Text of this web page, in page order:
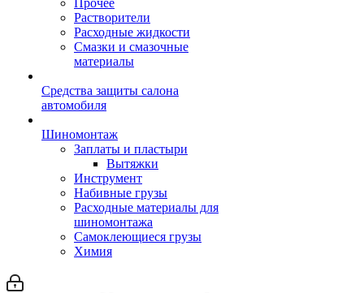
Прочее
Растворители
Расходные жидкости
Смазки и смазочные
материалы
Средства защиты салона
автомобиля
Шиномонтаж
Заплаты и пластыри
Вытяжки
Инструмент
Набивные грузы
Расходные материалы для
шиномонтажа
Самоклеющиеся грузы
Химия